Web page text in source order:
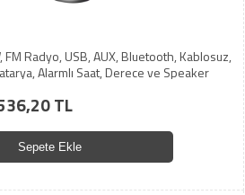
FM Radyo, USB, AUX, Bluetooth, Kablosuz,
Alarmlı Saat, Derece ve Speaker
TL
Sepete Ekle